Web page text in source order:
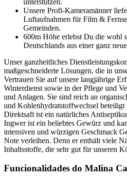
unterstützen.
Unsere Profi-Kameramänner
Luftaufnahmen für Film &
Gemeinden.
600m Höhe erlebst Du die wohl
Deutschlands aus einer ganz
Unser ganzheitliches
maßgeschneiderte Lösungen, die in
Vertrauen Sie auf unsere langjährige
Winterdienst sowie in der Pflege und
und Anlagen. Sie sind reich an
und Kohlenhydratstoffwechsel beteiligt
Direktsaft ist ein natürliches
Ingwer ist ein beliebtes Gewürz und
intensiven und würzigen Geschmack
Note verleihen. Denn er enthält viele
Inhaltsstoffe, die sehr gut für unseren
Funcionalidades do Malina